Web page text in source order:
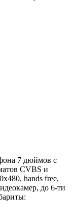
7 дюймов с
CVBS и
hands free,
до 6-ти